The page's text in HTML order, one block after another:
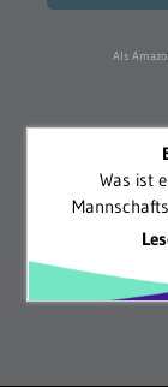
Als
Was ist